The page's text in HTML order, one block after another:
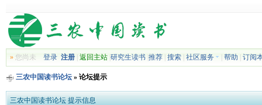
»您尚未 登录 注册| 返回主站| 研究生读书| 推荐| 搜索| 社区服务 帮助 订阅
三农中国读书论坛» 论坛提示
三农中国读书论坛 提示信息